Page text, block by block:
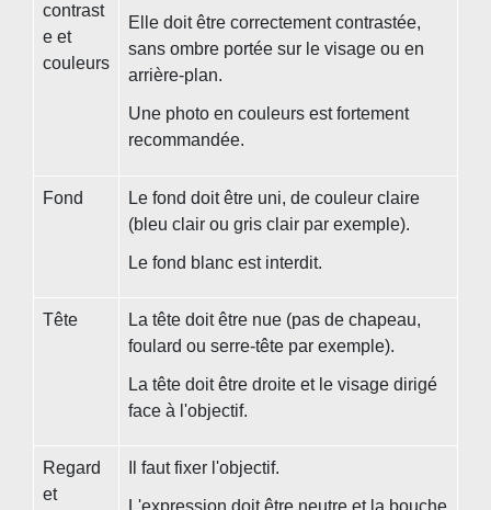
contrast
e et
couleurs
Elle doit être correctement contrastée,
sans ombre portée sur le visage ou en
arrière-plan.
Une photo en couleurs est fortement
recommandée.
Fond
Le fond doit être uni, de couleur claire
(bleu clair ou gris clair par exemple).
Le fond blanc est interdit.
Tête
La tête doit être nue (pas de chapeau,
foulard ou serre-tête par exemple).
La tête doit être droite et le visage dirigé
face à l'objectif.
Regard
et
Il faut fixer l'objectif.